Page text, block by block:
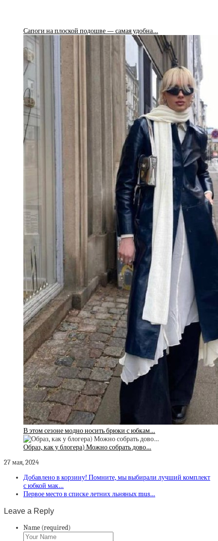
Сапоги на плоской подошве — самая удобна…
В этом сезоне модно носить брюки с юбкам…
Образ, как у блогера) Можно собрать дово…
27 мая, 2024
Добавлено в корзину! Помните, мы выбирали лучший комплект
с юбкой мак…
Первое место в списке летних льняных mus…
Leave a Reply
Name (required)